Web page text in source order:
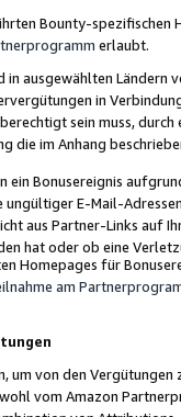
Bounty-spezifischen
erlaubt.
in ausgewählten Ländern
in
sein muss,
die im Anhang
ein Bonusereignis
ungültiger E-Mail-
aus Partner-Links auf
hat oder ob eine
Homepages für
am
um von den
vom Amazon